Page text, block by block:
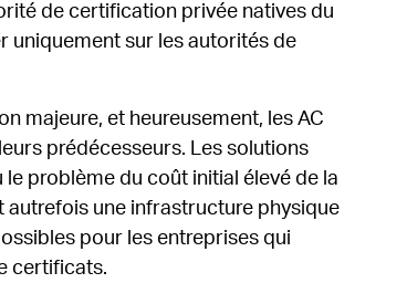
de certification privée natives du
uniquement sur les autorités de
majeure, et heureusement, les AC
prédécesseurs. Les solutions
problème du coût initial élevé de la
autrefois une infrastructure physique
pour les entreprises qui
certificats.